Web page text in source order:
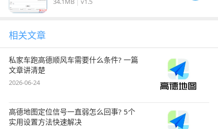
相关文章
私家车跑高德顺风车需要什么条件? 一篇
文章讲清楚
2026-06-24
高德地图定位信号一直弱怎么回事? 5个
实用设置方法快速解决